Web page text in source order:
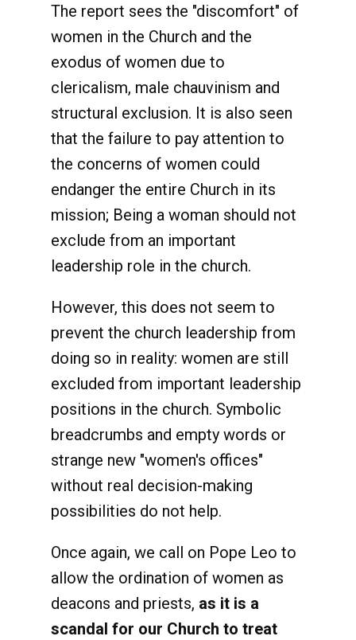
The report sees the "discomfort" of
women in the Church and the
exodus of women due to
clericalism, male chauvinism and
structural exclusion. It is also seen
that the failure to pay attention to
the concerns of women could
endanger the entire Church in its
mission; Being a woman should not
exclude from an important
leadership role in the church.
However, this does not seem to
prevent the church leadership from
doing so in reality: women are still
excluded from important leadership
positions in the church. Symbolic
breadcrumbs and empty words or
strange new "women's offices"
without real decision-making
possibilities do not help.
Once again, we call on Pope Leo to
allow the ordination of women as
deacons and priests, as it is a
scandal for our Church to treat